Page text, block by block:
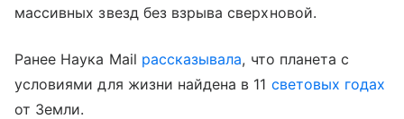
массивных звезд без взрыва сверхновой.
Ранее Наука Mail рассказывала, что планета с
условиями для жизни найдена в 11 световых годах
от Земли.